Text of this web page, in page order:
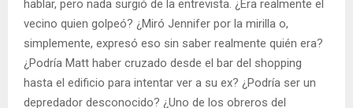
hablar, pero nada surgió de la entrevista. ¿Era realmente el
vecino quien golpeó? ¿Miró Jennifer por la mirilla o,
simplemente, expresó eso sin saber realmente quién era?
¿Podría Matt haber cruzado desde el bar del shopping
hasta el edificio para intentar ver a su ex? ¿Podría ser un
depredador desconocido? ¿Uno de los obreros del